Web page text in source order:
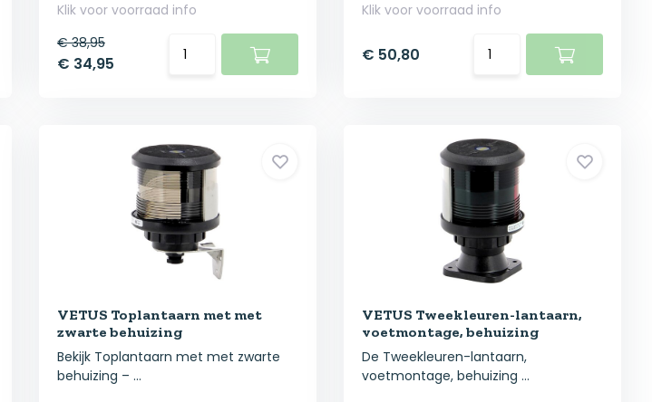
Klik voor voorraad info
€ 38,95
€ 34,95
Klik voor voorraad info
€ 50,80
VETUS Toplantaarn met met
zwarte behuizing
Bekijk Toplantaarn met met zwarte
behuizing – ...
VETUS Tweekleuren-lantaarn,
voetmontage, behuizing
De Tweekleuren-lantaarn,
voetmontage, behuizing ...